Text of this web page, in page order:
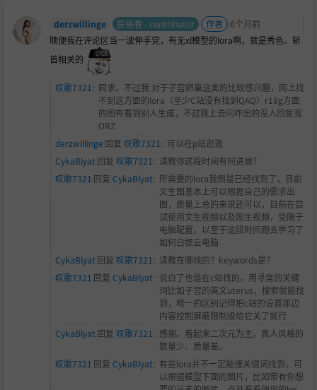
derzwillinge 投稿者 - contributor 作者
6个月前
顺便我在评论区当一波伸手党，有无xl模型的lora啊，就是秀色、斩
首相关的
叹歌7321 : 同求，不过我 对于子宫卵巢这类的比较感兴趣，网上找
不到这方面的lora（至少C站没有找到QAQ）r18g方面
的图有看到别人生成，不过我上去问咋出的没人回复我
ORZ
derzwillinge 回复 叹歌7321 : 可以在p站逛逛
CykaBlyat 回复 叹歌7321 : 请教你这段时间有何进展？
叹歌7321 回复 CykaBlyat: 所需要的lora我倒是已经找到了，目前
文生图基本上可以根据自己的需求出
图，质量上总的来说还可以，目前在尝
试使用文生视频以及图生视频，受限于
电脑配置，以至于这段时间跑去学习了
如何白嫖云电脑
CykaBlyat 回复 叹歌7321 : 请教在哪找的？keywords是？
叹歌7321 回复 CykaBlyat: 说白了也是在c站找的，用寻常的关键
词比如子宫的英文uterus，搜索就能找
到，唯一的区别记得把c站的设置那边
内容控制屏蔽限制级给它关了就行
CykaBlyat 回复 叹歌7321 : 感谢。看起来二次元为主。真人风格的
数量少、质量差。
叹歌7321 回复 CykaBlyat: 有些lora并不一定能搜关键词找到，可
以根据模型下面的图片，比如带有你想